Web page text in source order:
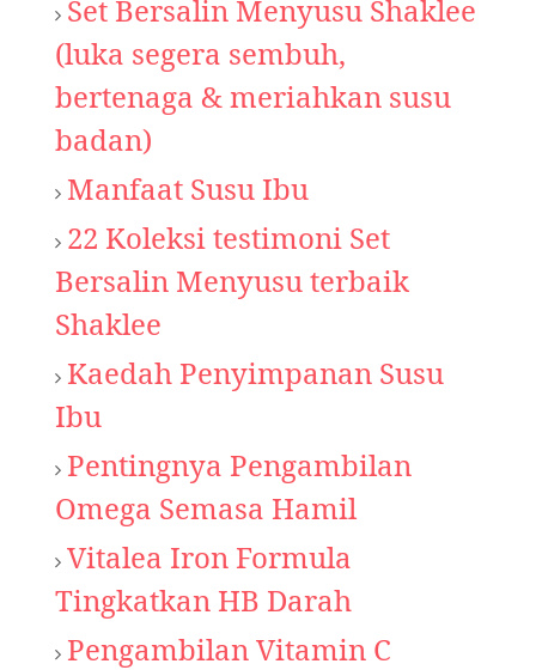
Set Bersalin Menyusu Shaklee
(luka segera sembuh,
bertenaga & meriahkan susu
badan)
Manfaat Susu Ibu
22 Koleksi testimoni Set
Bersalin Menyusu terbaik
Shaklee
Kaedah Penyimpanan Susu
Ibu
Pentingnya Pengambilan
Omega Semasa Hamil
Vitalea Iron Formula
Tingkatkan HB Darah
Pengambilan Vitamin C